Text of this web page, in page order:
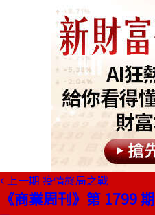
上一期 疫情終局之戰
《商業周刊》第 1799 期